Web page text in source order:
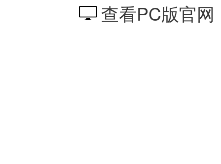
查看PC版官网